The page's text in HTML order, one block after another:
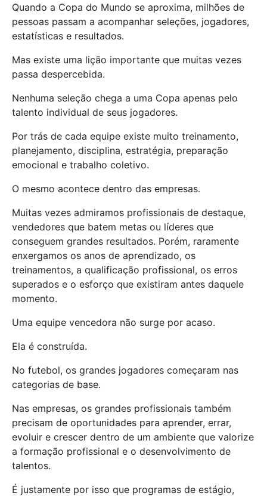
Quando a Copa do Mundo se aproxima, milhões de
pessoas passam a acompanhar seleções, jogadores,
estatísticas e resultados.
Mas existe uma lição importante que muitas vezes
passa despercebida.
Nenhuma seleção chega a uma Copa apenas pelo
talento individual de seus jogadores.
Por trás de cada equipe existe muito treinamento,
planejamento, disciplina, estratégia, preparação
emocional e trabalho coletivo.
O mesmo acontece dentro das empresas.
Muitas vezes admiramos profissionais de destaque,
vendedores que batem metas ou líderes que
conseguem grandes resultados. Porém, raramente
enxergamos os anos de aprendizado, os
treinamentos, a qualificação profissional, os erros
superados e o esforço que existiram antes daquele
momento.
Uma equipe vencedora não surge por acaso.
Ela é construída.
No futebol, os grandes jogadores começaram nas
categorias de base.
Nas empresas, os grandes profissionais também
precisam de oportunidades para aprender, errar,
evoluir e crescer dentro de um ambiente que valorize
a formação profissional e o desenvolvimento de
talentos.
É justamente por isso que programas de estágio,